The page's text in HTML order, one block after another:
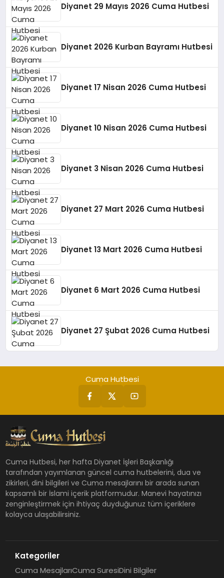
Diyanet 29 Mayıs 2026 Cuma Hutbesi
Diyanet 2026 Kurban Bayramı Hutbesi
Diyanet 17 Nisan 2026 Cuma Hutbesi
Diyanet 10 Nisan 2026 Cuma Hutbesi
Diyanet 3 Nisan 2026 Cuma Hutbesi
Diyanet 27 Mart 2026 Cuma Hutbesi
Diyanet 13 Mart 2026 Cuma Hutbesi
Diyanet 6 Mart 2026 Cuma Hutbesi
Diyanet 27 Şubat 2026 Cuma Hutbesi
Cuma Hutbesi
Cuma Hutbesi, her hafta Diyanet İşleri Başkanlığı
tarafından yayımlanan güncel cuma hutbelerini, dua ve
zikirleri, dini bilgileri ve Cuma mesajlarını bir arada sunan
kapsamlı bir İslami içerik platformudur. Manevi hayatınızı
zenginleştirmek için ihtiyaç duyduğunuz tüm içeriklere
kolayca ulaşabilirsiniz.
Kategoriler
Cuma MesajlarıCuma SuresiDini Bilgiler